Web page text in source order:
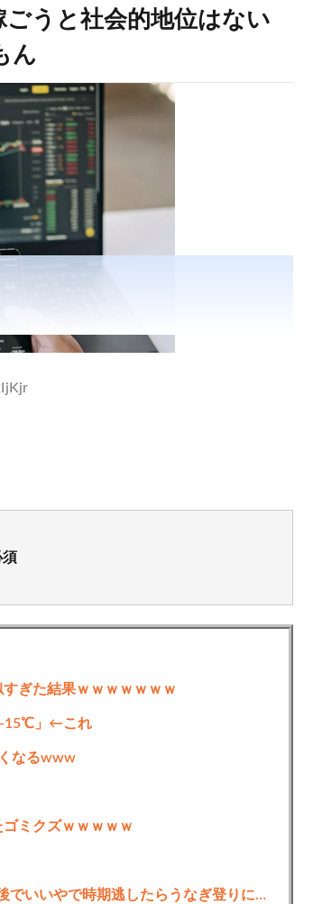
うと社会的地位はない
ん
ぎた結果ｗｗｗｗｗｗｗ
-15℃」←これ
なるwww
ミクズｗｗｗｗｗ
去年10月にゲーミングPC買おうと思ったけどもう少し後でいいやで時期逃したらうなぎ登りに値上がりしていった